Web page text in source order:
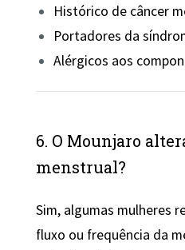
Histórico de câncer
Portadores da
Alérgicos aos
6. O Mounjaro
menstrual?
Sim, algumas mulheres
fluxo ou frequência da